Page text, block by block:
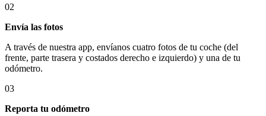
02
Envía las fotos
A través de nuestra app, envíanos cuatro fotos de tu coche (del
frente, parte trasera y costados derecho e izquierdo) y una de tu
odómetro.
03
Reporta tu odómetro